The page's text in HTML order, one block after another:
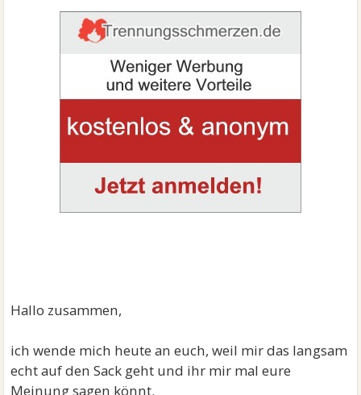
Hallo zusammen,
ich wende mich heute an euch, weil mir das langsam
echt auf den Sack geht und ihr mir mal eure
Meinung sagen könnt.